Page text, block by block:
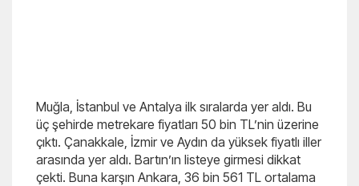
Muğla, İstanbul ve Antalya ilk sıralarda yer aldı. Bu
üç şehirde metrekare fiyatları 50 bin TL’nin üzerine
çıktı. Çanakkale, İzmir ve Aydın da yüksek fiyatlı iller
arasında yer aldı. Bartın’ın listeye girmesi dikkat
çekti. Buna karşın Ankara, 36 bin 561 TL ortalama